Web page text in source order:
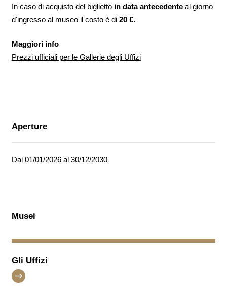
In caso di acquisto del bigliettoin data antecedenteal giorno
d'ingresso al museo il costo è di 20 €.
Maggiori info
Prezzi ufficiali per le Gallerie degli Uffizi
Aperture
Dal 01/01/2026 al 30/12/2030
Musei
Gli Uffizi